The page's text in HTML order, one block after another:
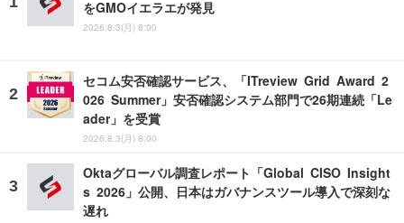
をGMOイエラエが発見
2026.8.3(月) 8:00
セコム安否確認サービス、「ITreview Grid Award 2
026 Summer」安否確認システム部門で26期連続「Le
ader」を受賞
2026.8.3(月) 8:00
Oktaグローバル調査レポート「Global CISO Insight
s 2026」公開、日本はガバナンスツール導入で深刻な
遅れ